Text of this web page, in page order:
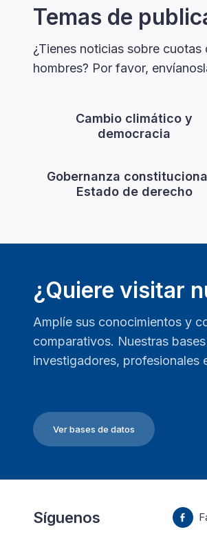
Temas de
¿Tienes noticias sobre
hombres? Por favor,
Cambio climático y
democracia
Gobernanza
Estado de derecho
¿Quiere visitar
Amplíe sus conocimientos y
comparativos. Nuestras
investigadores, profesionales
Ver bases de datos
Síguenos